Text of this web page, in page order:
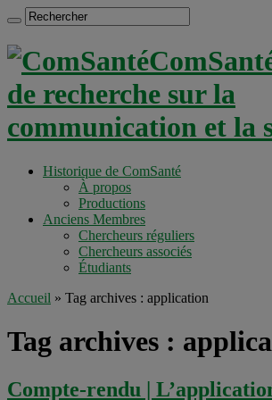
de recherche sur la
communication et la
Historique de ComSanté
À propos
Productions
Anciens Membres
Chercheurs réguliers
Chercheurs associés
Étudiants
Accueil » Tag archives : application
Tag archives :
Compte-rendu |